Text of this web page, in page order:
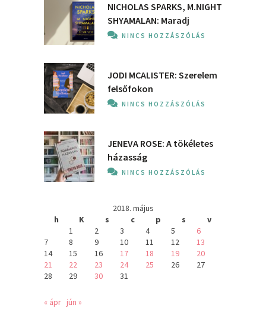
NICHOLAS SPARKS, M.NIGHT
SHYAMALAN: Maradj
NINCS HOZZÁSZÓLÁS
JODI MCALISTER: Szerelem
felsőfokon
NINCS HOZZÁSZÓLÁS
JENEVA ROSE: A ​tökéletes
házasság
NINCS HOZZÁSZÓLÁS
2018. május
h
K s c p s
v
1
2 3 4 5
6
7
8 9 10 11 12
13
14
15 16 17 18 19
20
21
22 23 24 25 26
27
28
29 30 31
« ápr jún »